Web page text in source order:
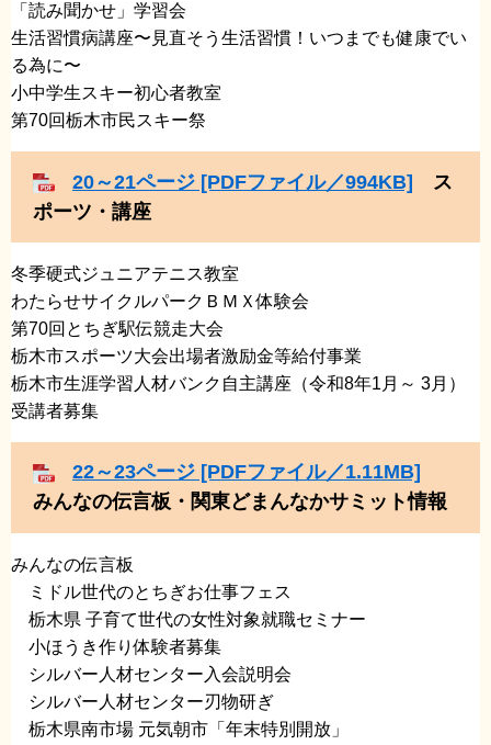
​「読み聞かせ」学習会
​生活習慣病講座〜見直そう生活習慣！いつまでも健康でい
る為に〜
小中学生スキー初心者教室
​第70回栃木市民スキー祭
20～21ページ [PDFファイル／994KB] ス
ポーツ・講座
冬季硬式ジュニアテニス教室
​わたらせサイクルパークＢＭＸ体験会
​第70回とちぎ駅伝競走大会
​栃木市スポーツ大会出場者激励金等給付事業
​栃木市生涯学習人材バンク自主講座（令和8年1月～ 3月）
受講者募集
22～23ページ [PDFファイル／1.11MB]
みんなの伝言板・関東どまんなかサミット情報
​みんなの伝言板
ミドル世代のとちぎお仕事フェス
​ 栃木県 子育て世代の女性対象就職セミナー
​ 小ほうき作り体験者募集
​ シルバー人材センター入会説明会
​ シルバー人材センター刃物研ぎ
​ 栃木県南市場 元気朝市「年末特別開放」